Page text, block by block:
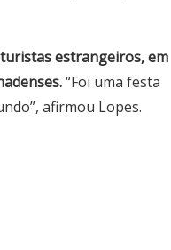
estrangeiros, em
“Foi uma festa
”, afirmou Lopes.